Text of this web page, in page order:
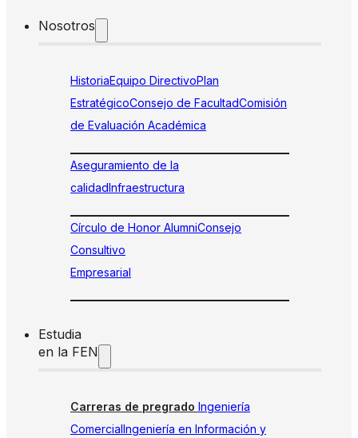
Nosotros
HistoriaEquipo DirectivoPlan
EstratégicoConsejo de FacultadComisión
de Evaluación Académica
Aseguramiento de la
calidadInfraestructura
Círculo de Honor AlumniConsejo
Consultivo
Empresarial
Estudia
en la FEN
Carreras de pregrado Ingeniería
ComercialIngeniería en Información y